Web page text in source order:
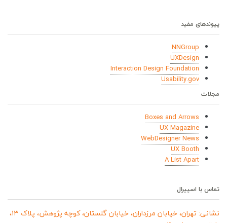
پیوندهای مفید
NNGroup
UXDesign
Interaction Design Foundation
Usability.gov
مجلات
Boxes and Arrows
UX Magazine
WebDesigner News
UX Booth
A List Apart
تماس با اسپیرال
نشانی: تهران، خیابان مرزداران، خیابان گلستان، کوچه پژوهش، پلاک ۱۳،